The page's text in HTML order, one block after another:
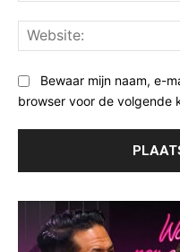
Bewaar mijn naam, e-
browser voor de volgende